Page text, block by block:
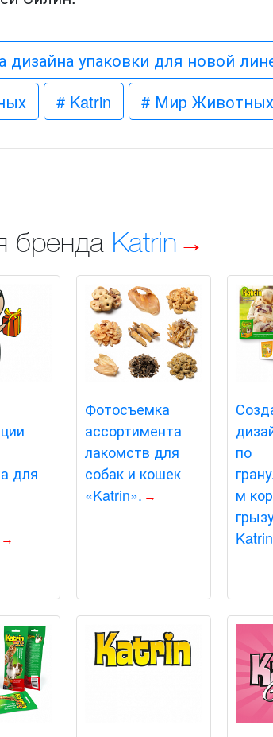
дизайна упаковки для новой
# Katrin # Мир Животных
бренда Katrin
для
Фотосъемка
ассортимента
лакомств для
собак и кошек
«Katrin».
по
м
Katrin